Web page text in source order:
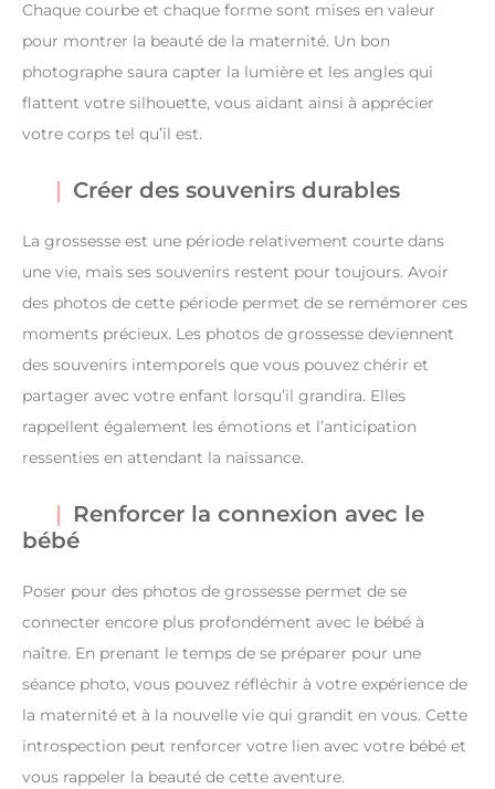
Chaque courbe et chaque forme sont mises en valeur
pour montrer la beauté de la maternité. Un bon
photographe saura capter la lumière et les angles qui
flattent votre silhouette, vous aidant ainsi à apprécier
votre corps tel qu’il est.
Créer des souvenirs durables
La grossesse est une période relativement courte dans
une vie, mais ses souvenirs restent pour toujours. Avoir
des photos de cette période permet de se remémorer ces
moments précieux. Les photos de grossesse deviennent
des souvenirs intemporels que vous pouvez chérir et
partager avec votre enfant lorsqu’il grandira. Elles
rappellent également les émotions et l’anticipation
ressenties en attendant la naissance.
Renforcer la connexion avec le
bébé
Poser pour des photos de grossesse permet de se
connecter encore plus profondément avec le bébé à
naître. En prenant le temps de se préparer pour une
séance photo, vous pouvez réfléchir à votre expérience de
la maternité et à la nouvelle vie qui grandit en vous. Cette
introspection peut renforcer votre lien avec votre bébé et
vous rappeler la beauté de cette aventure.